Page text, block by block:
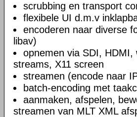
scrubbing en transport
flexibele UI d.m.v
encoderen naar diverse
libav)
opnemen via SDI,
streams, X11 screen
streamen (encode naar
batch-encoding met
aanmaken, afspelen,
streamen van MLT XML